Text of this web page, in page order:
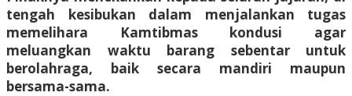
tengah kesibukan dalam menjalankan tugas
memelihara Kamtibmas kondusi agar
meluangkan waktu barang sebentar untuk
berolahraga, baik secara mandiri maupun
bersama-sama.